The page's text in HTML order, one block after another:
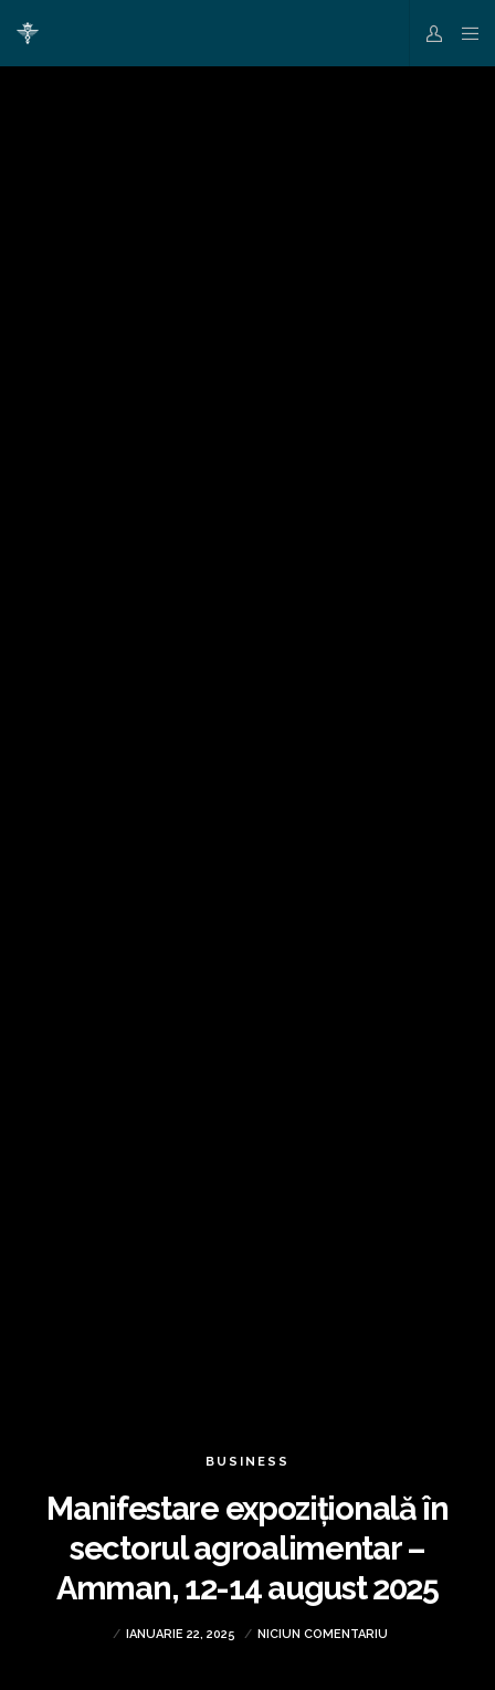
BUSINESS
Manifestare expozițională în
sectorul agroalimentar –
Amman, 12-14 august 2025
IANUARIE 22, 2025 NICIUN COMENTARIU